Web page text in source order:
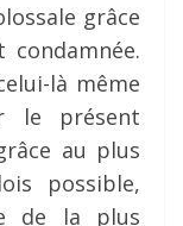
grâce
là même
le présent
au plus
possible,
de la plus